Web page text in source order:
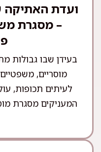
ועדת
– מסגרת
בעידן שבו גבולות
מוסריים,
לעיתים תכופות,
המעניקים מסגרת